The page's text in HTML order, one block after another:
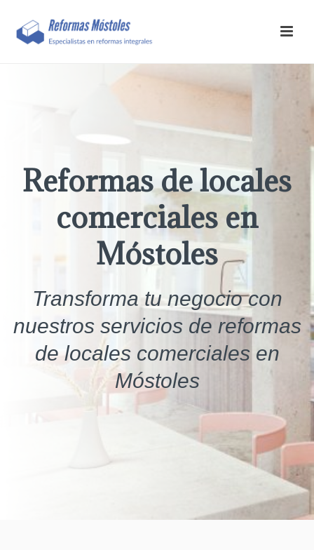
Reformas de locales
comerciales en
Móstoles
Transforma tu negocio con
nuestros servicios de reformas
de locales comerciales en
Móstoles